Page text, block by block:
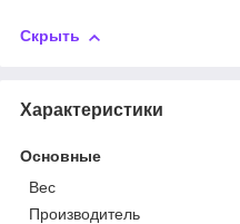
Скрыть
Характеристики
Основные
Вес
Производитель